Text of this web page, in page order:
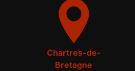
Chartres-de-
Bretagne